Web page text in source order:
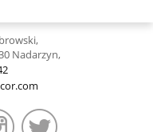
Nadarzyn,